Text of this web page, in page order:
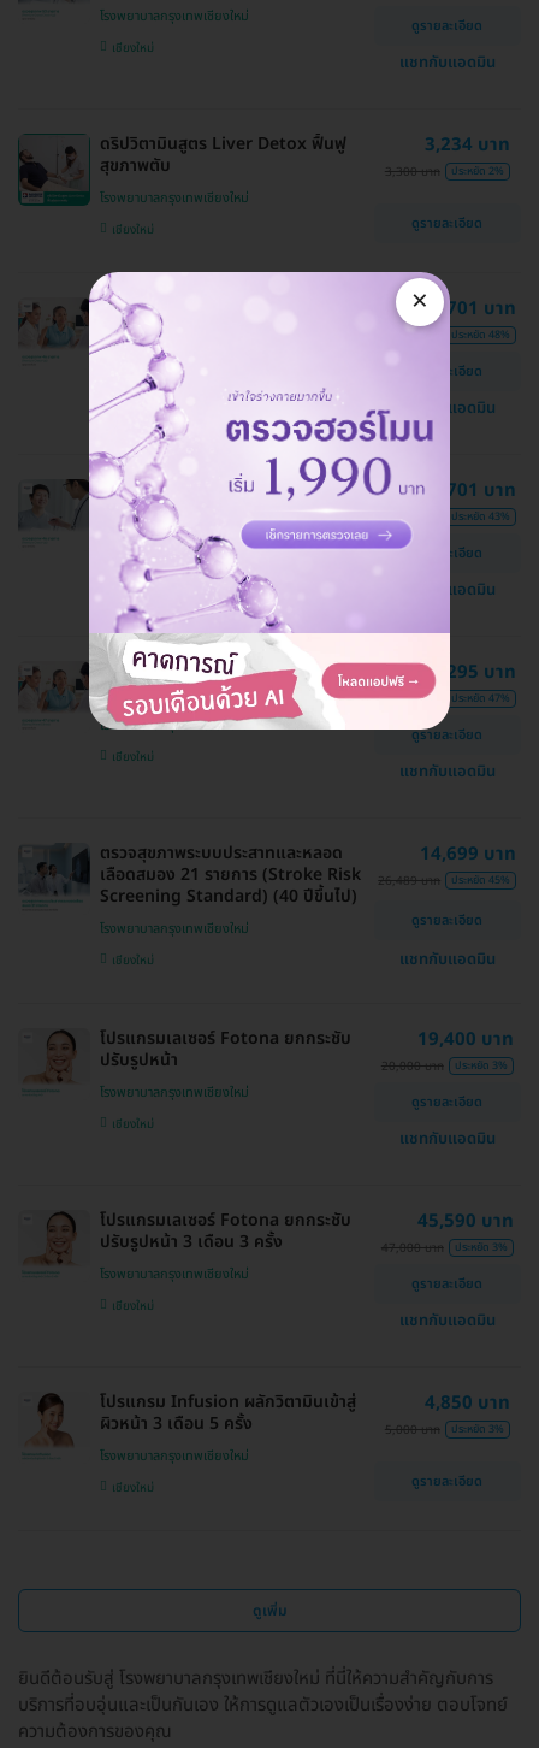
ยินดีต้อนรับสู่ โรงพยาบาลกรุงเทพเชียงใหม่ ที่นี่ให้ความสำคัญกับการ
บริการที่อบอุ่นและเป็นกันเอง ให้การดูแลตัวเองเป็นเรื่องง่าย ตอบโจทย์
ความต้องการของคุณ
โรงพยาบาลกรุงเทพเชียงใหม่
เชียงใหม่
ดูรายละเอียด
แชทกับแอดมิน
ดริปวิตามินสูตร Liver Detox ฟื้นฟู
สุขภาพตับ
โรงพยาบาลกรุงเทพเชียงใหม่
เชียงใหม่
3,234 บาท
3,300 บาท ประหยัด 2%
ดูรายละเอียด
ตรวจสุขภาพ 46 รายการ (Premium
Check-Up) (ผู้หญิง 40 ปีขึ้นไป)
โรงพยาบาลกรุงเทพเชียงใหม่
เชียงใหม่
19,701 บาท
38,173 บาท ประหยัด 48%
ดูรายละเอียด
แชทกับแอดมิน
ตรวจสุขภาพ 46 รายการ (Premium
Check-Up) (ผู้ชาย 40 ปีขึ้นไป)
โรงพยาบาลกรุงเทพเชียงใหม่
เชียงใหม่
19,701 บาท
34,307 บาท ประหยัด 43%
ดูรายละเอียด
แชทกับแอดมิน
ตรวจสุขภาพ 47 รายการ (โปรแกรม
Prime & Shine) (ผู้หญิง 40 ปีขึ้นไป)
โรงพยาบาลกรุงเทพเชียงใหม่
เชียงใหม่
20,295 บาท
37,975 บาท ประหยัด 47%
ดูรายละเอียด
แชทกับแอดมิน
ตรวจสุขภาพระบบประสาทและหลอด
เลือดสมอง 21 รายการ (Stroke Risk
Screening Standard) (40 ปีขึ้นไป)
โรงพยาบาลกรุงเทพเชียงใหม่
เชียงใหม่
14,699 บาท
26,489 บาท ประหยัด 45%
ดูรายละเอียด
แชทกับแอดมิน
โปรแกรมเลเซอร์ Fotona ยกกระชับ
ปรับรูปหน้า
โรงพยาบาลกรุงเทพเชียงใหม่
เชียงใหม่
19,400 บาท
20,000 บาท ประหยัด 3%
ดูรายละเอียด
แชทกับแอดมิน
โปรแกรมเลเซอร์ Fotona ยกกระชับ
ปรับรูปหน้า 3 เดือน 3 ครั้ง
โรงพยาบาลกรุงเทพเชียงใหม่
เชียงใหม่
45,590 บาท
47,000 บาท ประหยัด 3%
ดูรายละเอียด
แชทกับแอดมิน
โปรแกรม Infusion ผลักวิตามินเข้าสู่
ผิวหน้า 3 เดือน 5 ครั้ง
โรงพยาบาลกรุงเทพเชียงใหม่
เชียงใหม่
4,850 บาท
5,000 บาท ประหยัด 3%
ดูรายละเอียด
ดูเพิ่ม
×